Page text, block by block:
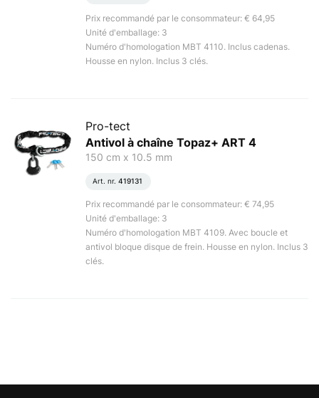
Prix recommandé par le consommateur: € 64,95
Unité d'emballage: 3
Numéro d'homologation MBT 4110. Inclus cadenas.
Housse en nylon. Inclus 3 clés.
Pro-tect
Antivol à chaîne Topaz+ ART 4
150 cm x 10.5 mm
Art. nr. 419131
Prix recommandé par le consommateur: € 74,95
Unité d'emballage: 3
Numéro d'homologation MBT 4109. Avec boucle et
antivol bloque disque de frein. Housse en nylon. Inclus 3
clés.